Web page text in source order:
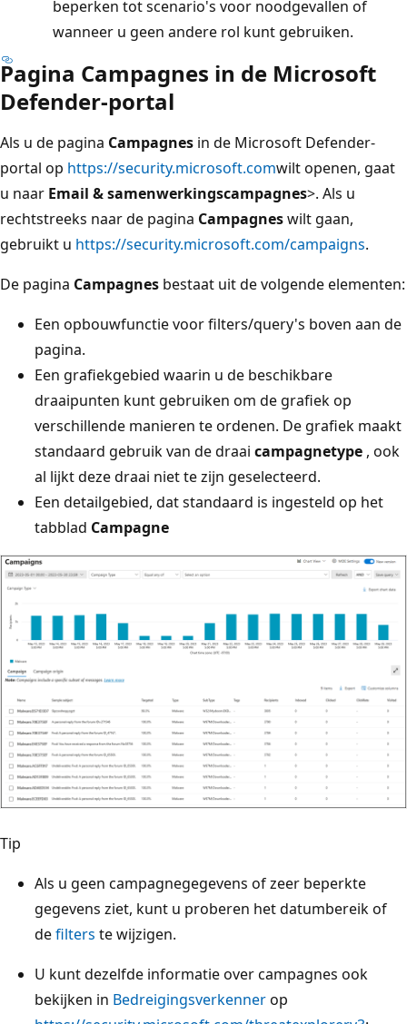
beperken tot scenario's voor noodgevallen of
wanneer u geen andere rol kunt gebruiken.
Pagina Campagnes in de Microsoft
Defender-portal
Als u de pagina Campagnes in de Microsoft Defender-
portal op https://security.microsoft.comwilt openen, gaat
u naar Email & samenwerkingscampagnes>. Als u
rechtstreeks naar de pagina Campagneswilt gaan,
gebruikt u https://security.microsoft.com/campaigns.
De pagina Campagnes bestaat uit de volgende elementen:
Een opbouwfunctie voor filters/query's boven aan de
pagina.
Een grafiekgebied waarin u de beschikbare
draaipunten kunt gebruiken om de grafiek op
verschillende manieren te ordenen. De grafiek maakt
standaard gebruik van de draai campagnetype , ook
al lijkt deze draai niet te zijn geselecteerd.
Een detailgebied, dat standaard is ingesteld op het
tabblad Campagne
Tip
Als u geen campagnegegevens of zeer beperkte
gegevens ziet, kunt u proberen het datumbereik of
defilters te wijzigen.
U kunt dezelfde informatie over campagnes ook
bekijken in Bedreigingsverkennerop